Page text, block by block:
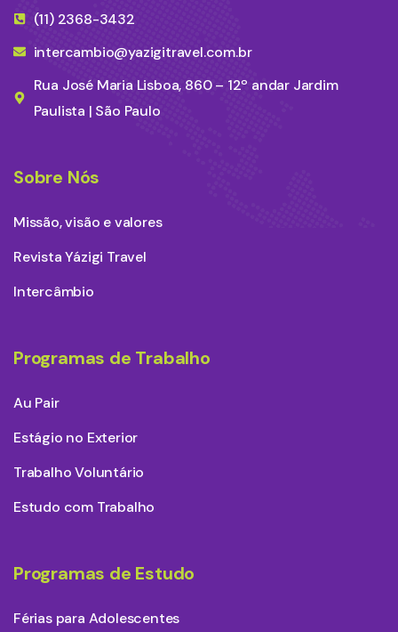
(11) 2368-3432
intercambio@yazigitravel.com.br
Rua José Maria Lisboa, 860 – 12º andar Jardim
Paulista | São Paulo
Sobre Nós
Missão, visão e valores
Revista Yázigi Travel
Intercâmbio
Programas de Trabalho
Au Pair
Estágio no Exterior
Trabalho Voluntário
Estudo com Trabalho
Programas de Estudo
Férias para Adolescentes